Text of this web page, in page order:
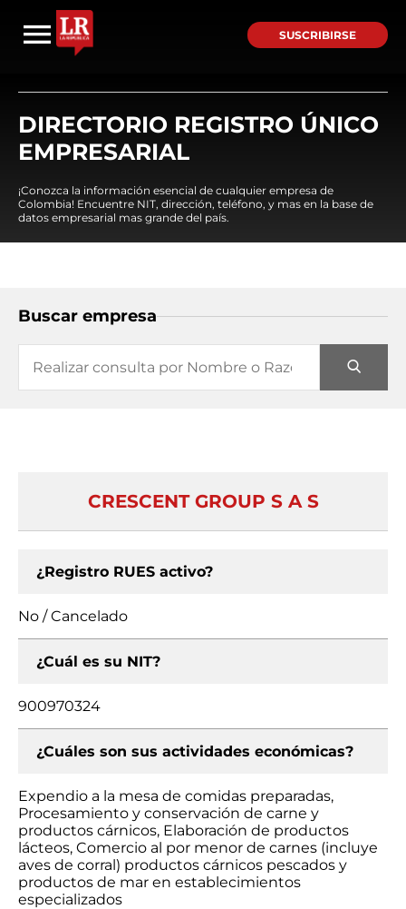
SUSCRIBIRSE
DIRECTORIO REGISTRO ÚNICO
EMPRESARIAL
¡Conozca la información esencial de cualquier empresa de
Colombia! Encuentre NIT, dirección, teléfono, y mas en la base de
datos empresarial mas grande del país.
Buscar empresa
CRESCENT GROUP S A S
¿Registro RUES activo?
No / Cancelado
¿Cuál es su NIT?
900970324
¿Cuáles son sus actividades económicas?
Expendio a la mesa de comidas preparadas,
Procesamiento y conservación de carne y
productos cárnicos, Elaboración de productos
lácteos, Comercio al por menor de carnes (incluye
aves de corral) productos cárnicos pescados y
productos de mar en establecimientos
especializados